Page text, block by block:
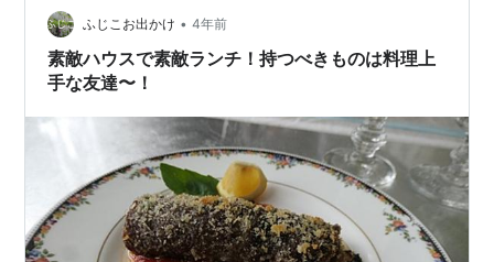
ふじこお出かけ • 4年前
素敵ハウスで素敵ランチ！持つべきものは料理上
手な友達〜！